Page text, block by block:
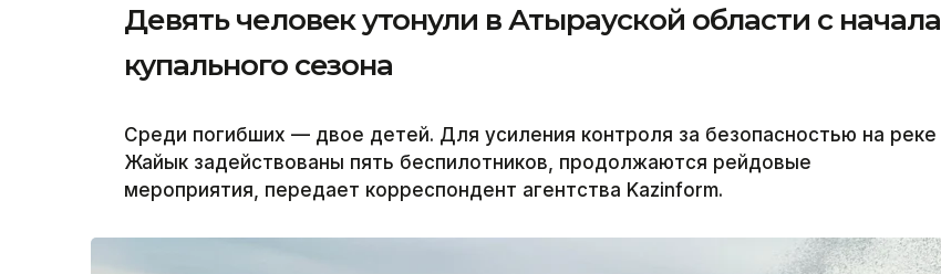
Девять человек утонули в Атырауской области с начала
купального сезона
Среди погибших — двое детей. Для усиления контроля за безопасностью на реке
Жайык задействованы пять беспилотников, продолжаются рейдовые
мероприятия, передает корреспондент агентства Kazinform.